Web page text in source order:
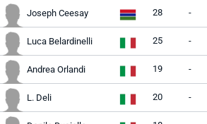
Joseph Ceesay 28 -
Luca Belardinelli 25 -
Andrea Orlandi 19 -
L. Deli 20 -